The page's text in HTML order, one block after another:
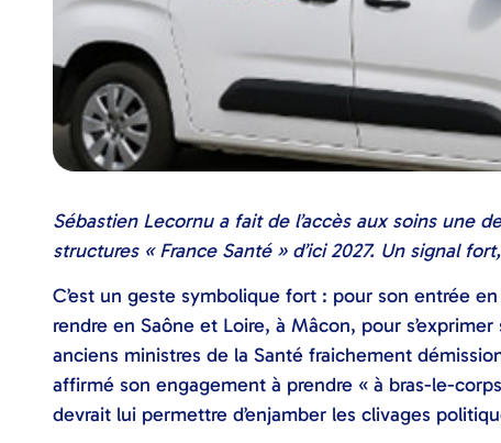
Sébastien Lecornu a fait de l’accès aux soins une
structures « France Santé » d’ici 2027. Un signal
C’est un geste symbolique fort : pour son entrée
rendre en Saône et Loire, à Mâcon, pour
anciens ministres de la Santé fraichement
affirmé son engagement à prendre « à bras-le-
devrait lui permettre d’enjamber les clivages